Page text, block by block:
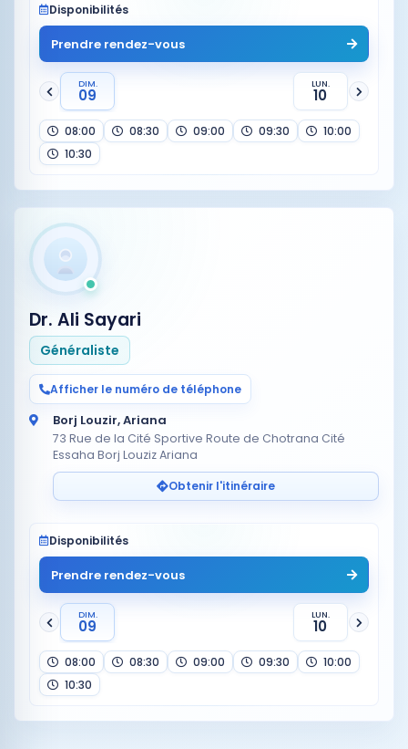
Disponibilités
Prendre rendez-vous
DIM.
09
LUN.
10
08:00 08:30 09:00 09:30
10:00
10:30
Dr. Ali Sayari
Généraliste
Afficher le numéro de téléphone
Borj Louzir, Ariana
73 Rue de la Cité Sportive Route de Chotrana Cité
Essaha Borj Louziz Ariana
Obtenir l'itinéraire
Disponibilités
Prendre rendez-vous
DIM.
09
LUN.
10
08:00 08:30 09:00 09:30
10:00
10:30